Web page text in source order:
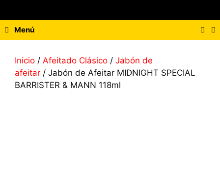
Menú
Inicio / Afeitado Clásico / Jabón de
afeitar / Jabón de Afeitar MIDNIGHT SPECIAL
BARRISTER & MANN 118ml